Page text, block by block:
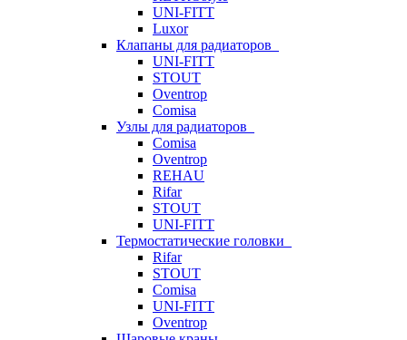
UNI-FITT
Luxor
Клапаны для радиаторов
UNI-FITT
STOUT
Oventrop
Comisa
Узлы для радиаторов
Comisa
Oventrop
REHAU
Rifar
STOUT
UNI-FITT
Термостатические головки
Rifar
STOUT
Comisa
UNI-FITT
Oventrop